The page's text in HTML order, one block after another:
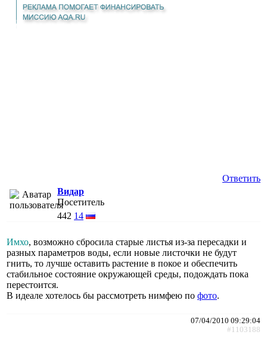
Ответить
Видар
Посетитель
442 14
Имхо, возможно сбросила старые листья из-за пересадки и
разных параметров воды, если новые листочки не будут
гнить, то лучше оставить растение в покое и обеспечить
стабильное состояние окружающей среды, подождать пока
перестоится.
В идеале хотелось бы рассмотреть нимфею по фото.
07/04/2010 09:29:04
#1103188